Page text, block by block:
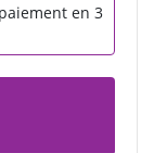
en 3